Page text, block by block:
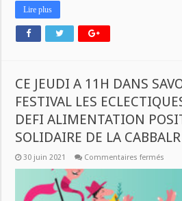
Lire plus
CE JEUDI A 11H DANS
FESTIVAL LES
DEFI ALIMENTATION
SOLIDAIRE DE LA CABBALR
30 juin 2021 Commentaires fermés
11H